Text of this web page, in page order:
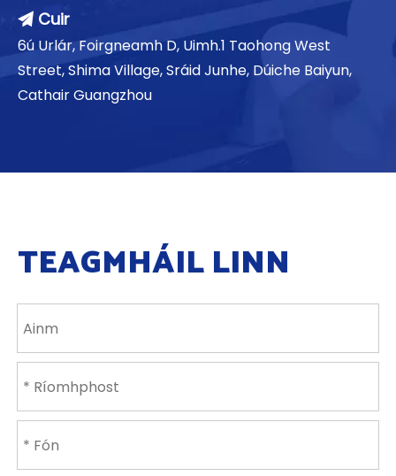
 Cuir
6ú Urlár, Foirgneamh D, Uimh.1 Taohong West
Street, Shima Village, Sráid Junhe, Dúiche Baiyun,
Cathair Guangzhou
TEAGMHÁIL LINN